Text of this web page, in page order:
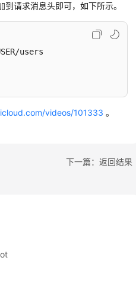
到请求消息头即可，如下所示。
users
videos/101333 。
下一篇：返回结果